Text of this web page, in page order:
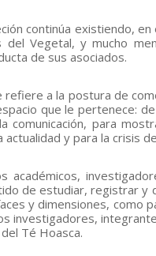
continúa existiendo,
Vegetal, y mucho
de sus asociados.
a la postura de
que le pertenece:
comunicación, para
y para la crisis
académicos,
de estudiar, registrar y
y dimensiones, como
investigadores,
Té Hoasca.